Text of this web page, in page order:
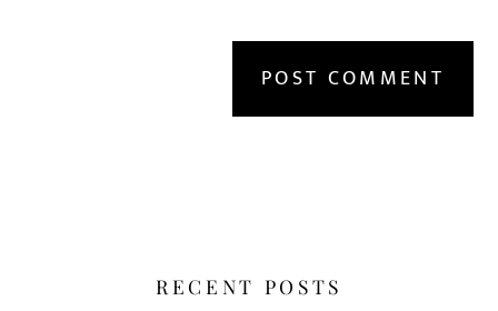
RECENT POSTS